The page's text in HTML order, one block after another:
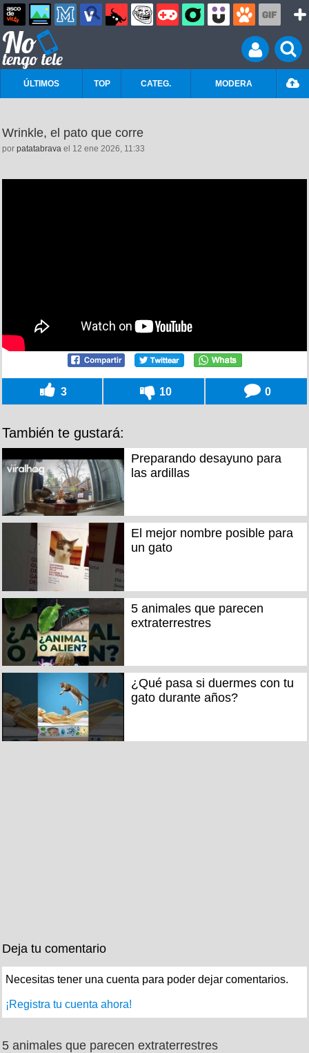
ÚLTIMOS TOP CATEG. MODERA
Wrinkle, el pato que corre
por patatabrava el 12 ene 2026, 11:33
3 10 0
También te gustará:
Preparando desayuno para
las ardillas
El mejor nombre posible para
un gato
5 animales que parecen
extraterrestres
¿Qué pasa si duermes con tu
gato durante años?
Deja tu comentario
Necesitas tener una cuenta para poder dejar comentarios.
¡Registra tu cuenta ahora!
5 animales que parecen extraterrestres